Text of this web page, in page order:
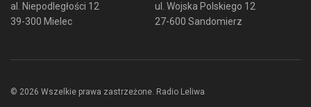
al. Niepodległości 12
39-300 Mielec
ul. Wojska Polskiego 12
27-600 Sandomierz
© 2026 Wszelkie prawa zastrzeżone. Radio Leliwa